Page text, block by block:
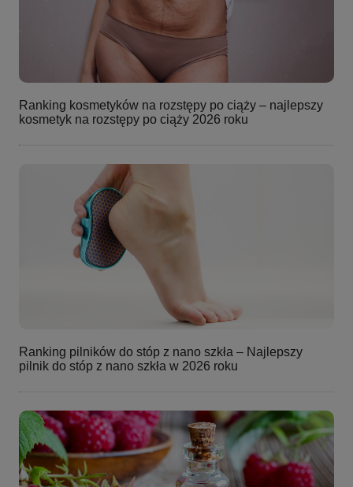
Ranking kosmetyków na rozstępy po ciąży – najlepszy
kosmetyk na rozstępy po ciąży 2026 roku
Ranking pilników do stóp z nano szkła – Najlepszy
pilnik do stóp z nano szkła w 2026 roku